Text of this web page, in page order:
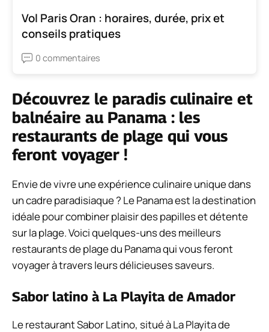
Vol Paris Oran : horaires, durée, prix et
conseils pratiques
0 commentaires
Découvrez le paradis culinaire et
balnéaire au Panama : les
restaurants de plage qui vous
feront voyager !
Envie de vivre une expérience culinaire unique dans
un cadre paradisiaque ? Le Panama est la destination
idéale pour combiner plaisir des papilles et détente
sur la plage. Voici quelques-uns des meilleurs
restaurants de plage du Panama qui vous feront
voyager à travers leurs délicieuses saveurs.
Sabor latino à La Playita de Amador
Le restaurant Sabor Latino, situé à La Playita de